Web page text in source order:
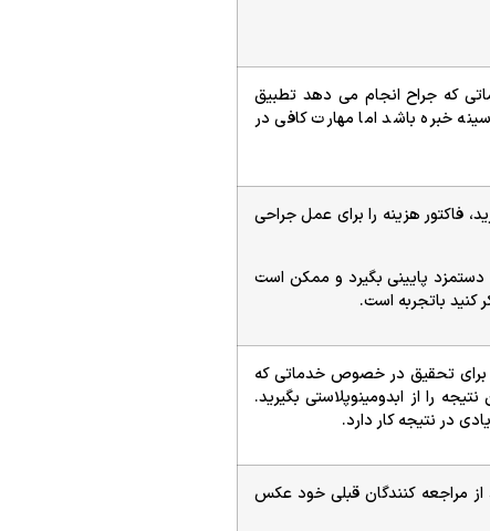
که جراح انجام می دهد تطبیق
خبره باشد اما مهارت کافی در
فاکتور هزینه را برای عمل جراحی
پایینی بگیرد و ممکن است
کنید باتجربه است.
تحقیق در خصوص خدماتی که
را از ابدومینوپلاستی بگیرید.
در نتیجه کار دارد.
مراجعه کنندگان قبلی خود عکس